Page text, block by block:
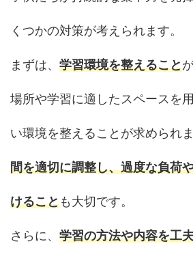
くつかの対策が考えられます。
まずは、 学習環境を整えること
場所や学習に適したスペースを
い環境を整えることが求められま
間を適切に調整し、過度な負荷
けることも大切です。
さらに、 学習の方法や内容を工